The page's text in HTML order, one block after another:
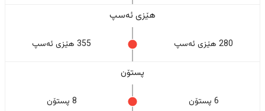
هێزی ئەسپ
280 هێزی ئەسپ 355 هێزی ئەسپ
پستۆن
6 پستۆن 8 پستۆن